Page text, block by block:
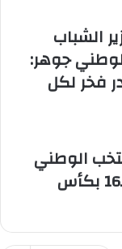
الشباب
جوهر:
فخر لكل
الوطني
والجهاز الفني بالتأهل إلى دور الـ16 بكأس